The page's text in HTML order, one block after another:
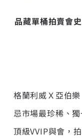
品藏單桶拍賣會
格蘭利威Ｘ亞伯
忌市場最珍稀、
頂級VVIP與會，